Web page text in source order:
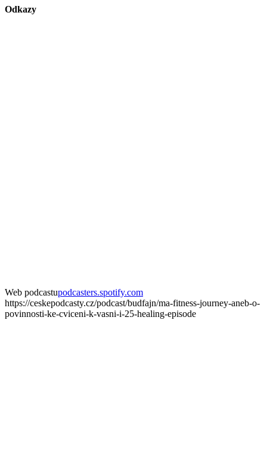
Odkazy
Web podcastupodcasters.spotify.com
https://ceskepodcasty.cz/podcast/budfajn/ma-fitness-journey-aneb-o-
povinnosti-ke-cviceni-k-vasni-i-25-healing-episode